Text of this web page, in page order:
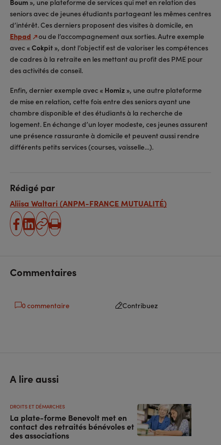
seniors avec de jeunes étudiants partageant les mêmes centres
d’intérêt. Ces derniers proposent des visites à domicile, en
Ehpad
ou de l’accompagnement aux sorties. Autre exemple
avec « Cokpit », dont l’objectif est de valoriser les compétences
de cadres à la retraite en les mettant au profit des PME pour
des activités de conseil.
Enfin, dernier exemple avec « Homiz », une autre plateforme
de mise en relation, cette fois entre des seniors ayant une
chambre disponible et des étudiants à la recherche de
logement. En échange d’un loyer modeste, ces jeunes assurent
une présence rassurante à domicile et peuvent aussi rendre
différents petits services (courses, vaisselle…).
Rédigé par
Aliisa Waltari (ANPM-FRANCE MUTUALITÉ)
partager
partager
Copier
Imprimer
Commentaires
0 commentaire Contribuez
A lire aussi
La plate-forme Benevolt met en
contact des retraités bénévoles et
des associations
DROITS ET DÉMARCHES